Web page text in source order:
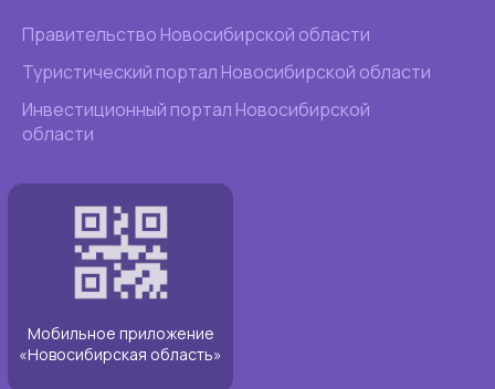
Правительство Новосибирской области
Туристический портал Новосибирской области
Инвестиционный портал Новосибирской
области
Мобильное приложение
«Новосибирская область»